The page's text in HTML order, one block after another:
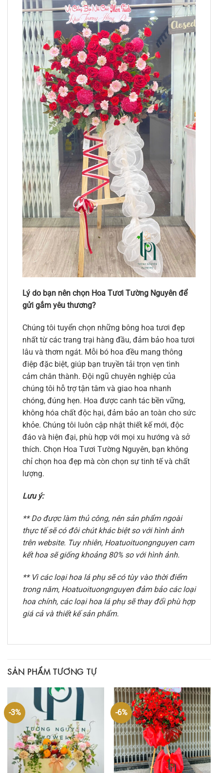
Lý do bạn nên chọn Hoa Tươi Tường Nguyên để
gửi gắm yêu thương?
Chúng tôi tuyển chọn những bông hoa tươi đẹp
nhất từ các trang trại hàng đầu, đảm bảo hoa tươi
lâu và thơm ngát. Mỗi bó hoa đều mang thông
điệp đặc biệt, giúp bạn truyền tải trọn vẹn tình
cảm chân thành. Đội ngũ chuyên nghiệp của
chúng tôi hỗ trợ tận tâm và giao hoa nhanh
chóng, đúng hẹn. Hoa được canh tác bền vững,
không hóa chất độc hại, đảm bảo an toàn cho sức
khỏe. Chúng tôi luôn cập nhật thiết kế mới, độc
đáo và hiện đại, phù hợp với mọi xu hướng và sở
thích. Chọn Hoa Tươi Tường Nguyên, bạn không
chỉ chọn hoa đẹp mà còn chọn sự tinh tế và chất
lượng.
Lưu ý:
** Do được làm thủ công, nên sản phẩm ngoài
thực tế sẽ có đôi chút khác biệt so với hình ảnh
trên website. Tuy nhiên, Hoatuoituongnguyen cam
kết hoa sẽ giống khoảng 80% so với hình ảnh.
** Vì các loại hoa lá phụ sẽ có tùy vào thời điểm
trong năm, Hoatuoituongnguyen đảm bảo các loại
hoa chính, các loại hoa lá phụ sẽ thay đổi phù hợp
giá cả và thiết kế sản phẩm.
SẢN PHẨM TƯƠNG TỰ
-3% -6%